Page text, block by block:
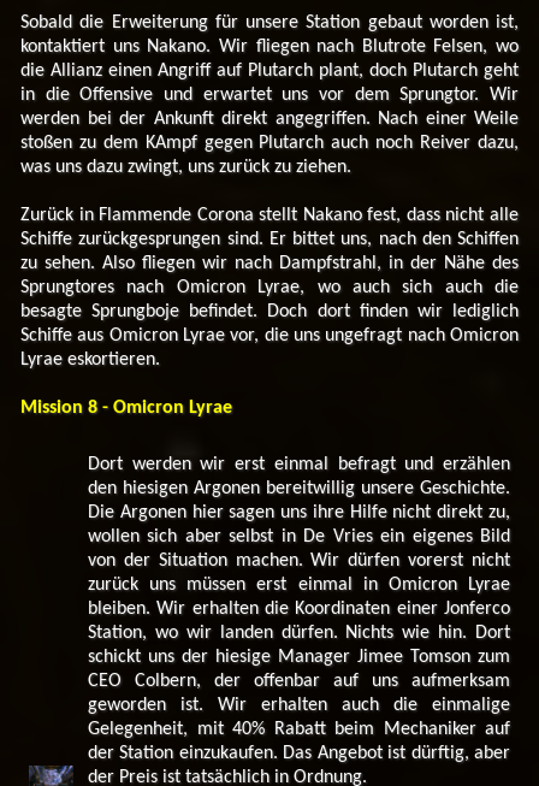
Sobald die Erweiterung für unsere Station gebaut worden ist,
kontaktiert uns Nakano. Wir fliegen nach Blutrote Felsen, wo
die Allianz einen Angriff auf Plutarch plant, doch Plutarch geht
in die Offensive und erwartet uns vor dem Sprungtor. Wir
werden bei der Ankunft direkt angegriffen. Nach einer Weile
stoßen zu dem KAmpf gegen Plutarch auch noch Reiver dazu,
was uns dazu zwingt, uns zurück zu ziehen.
Zurück in Flammende Corona stellt Nakano fest, dass nicht alle
Schiffe zurückgesprungen sind. Er bittet uns, nach den Schiffen
zu sehen. Also fliegen wir nach Dampfstrahl, in der Nähe des
Sprungtores nach Omicron Lyrae, wo auch sich auch die
besagte Sprungboje befindet. Doch dort finden wir lediglich
Schiffe aus Omicron Lyrae vor, die uns ungefragt nach Omicron
Lyrae eskortieren.
Mission 8 - Omicron Lyrae
Dort werden wir erst einmal befragt und erzählen
den hiesigen Argonen bereitwillig unsere Geschichte.
Die Argonen hier sagen uns ihre Hilfe nicht direkt zu,
wollen sich aber selbst in De Vries ein eigenes Bild
von der Situation machen. Wir dürfen vorerst nicht
zurück uns müssen erst einmal in Omicron Lyrae
bleiben. Wir erhalten die Koordinaten einer Jonferco
Station, wo wir landen dürfen. Nichts wie hin. Dort
schickt uns der hiesige Manager Jimee Tomson zum
CEO Colbern, der offenbar auf uns aufmerksam
geworden ist. Wir erhalten auch die einmalige
Gelegenheit, mit 40% Rabatt beim Mechaniker auf
der Station einzukaufen. Das Angebot ist dürftig, aber
der Preis ist tatsächlich in Ordnung.